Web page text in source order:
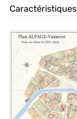
Caractéristiques